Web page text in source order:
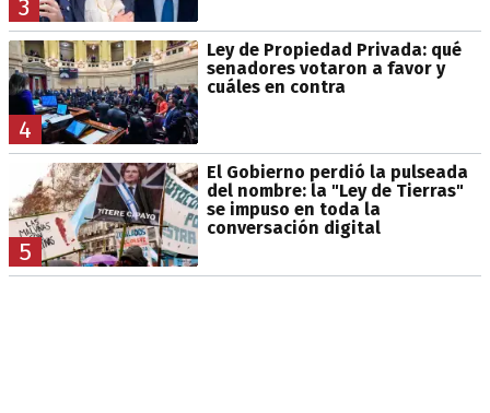
3
4
Ley de Propiedad Privada: qué
senadores votaron a favor y
cuáles en contra
5
El Gobierno perdió la pulseada
del nombre: la "Ley de Tierras"
se impuso en toda la
conversación digital